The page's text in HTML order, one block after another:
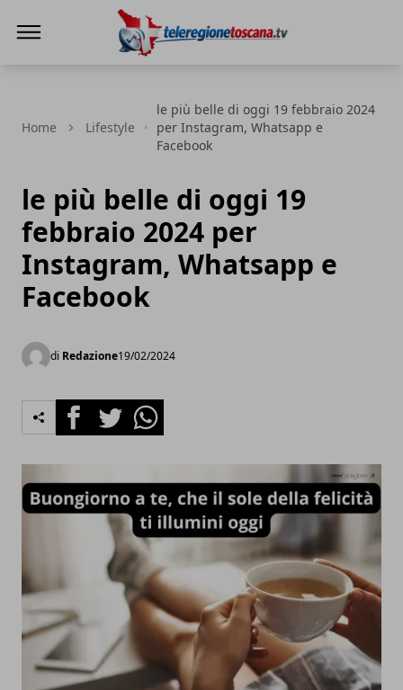
Home Lifestyle
le più belle di oggi 19 febbraio 2024
per Instagram, Whatsapp e
Facebook
le più belle di oggi 19
febbraio 2024 per
Instagram, Whatsapp e
Facebook
di Redazione19/02/2024
FacebookTwitterWhatsapp